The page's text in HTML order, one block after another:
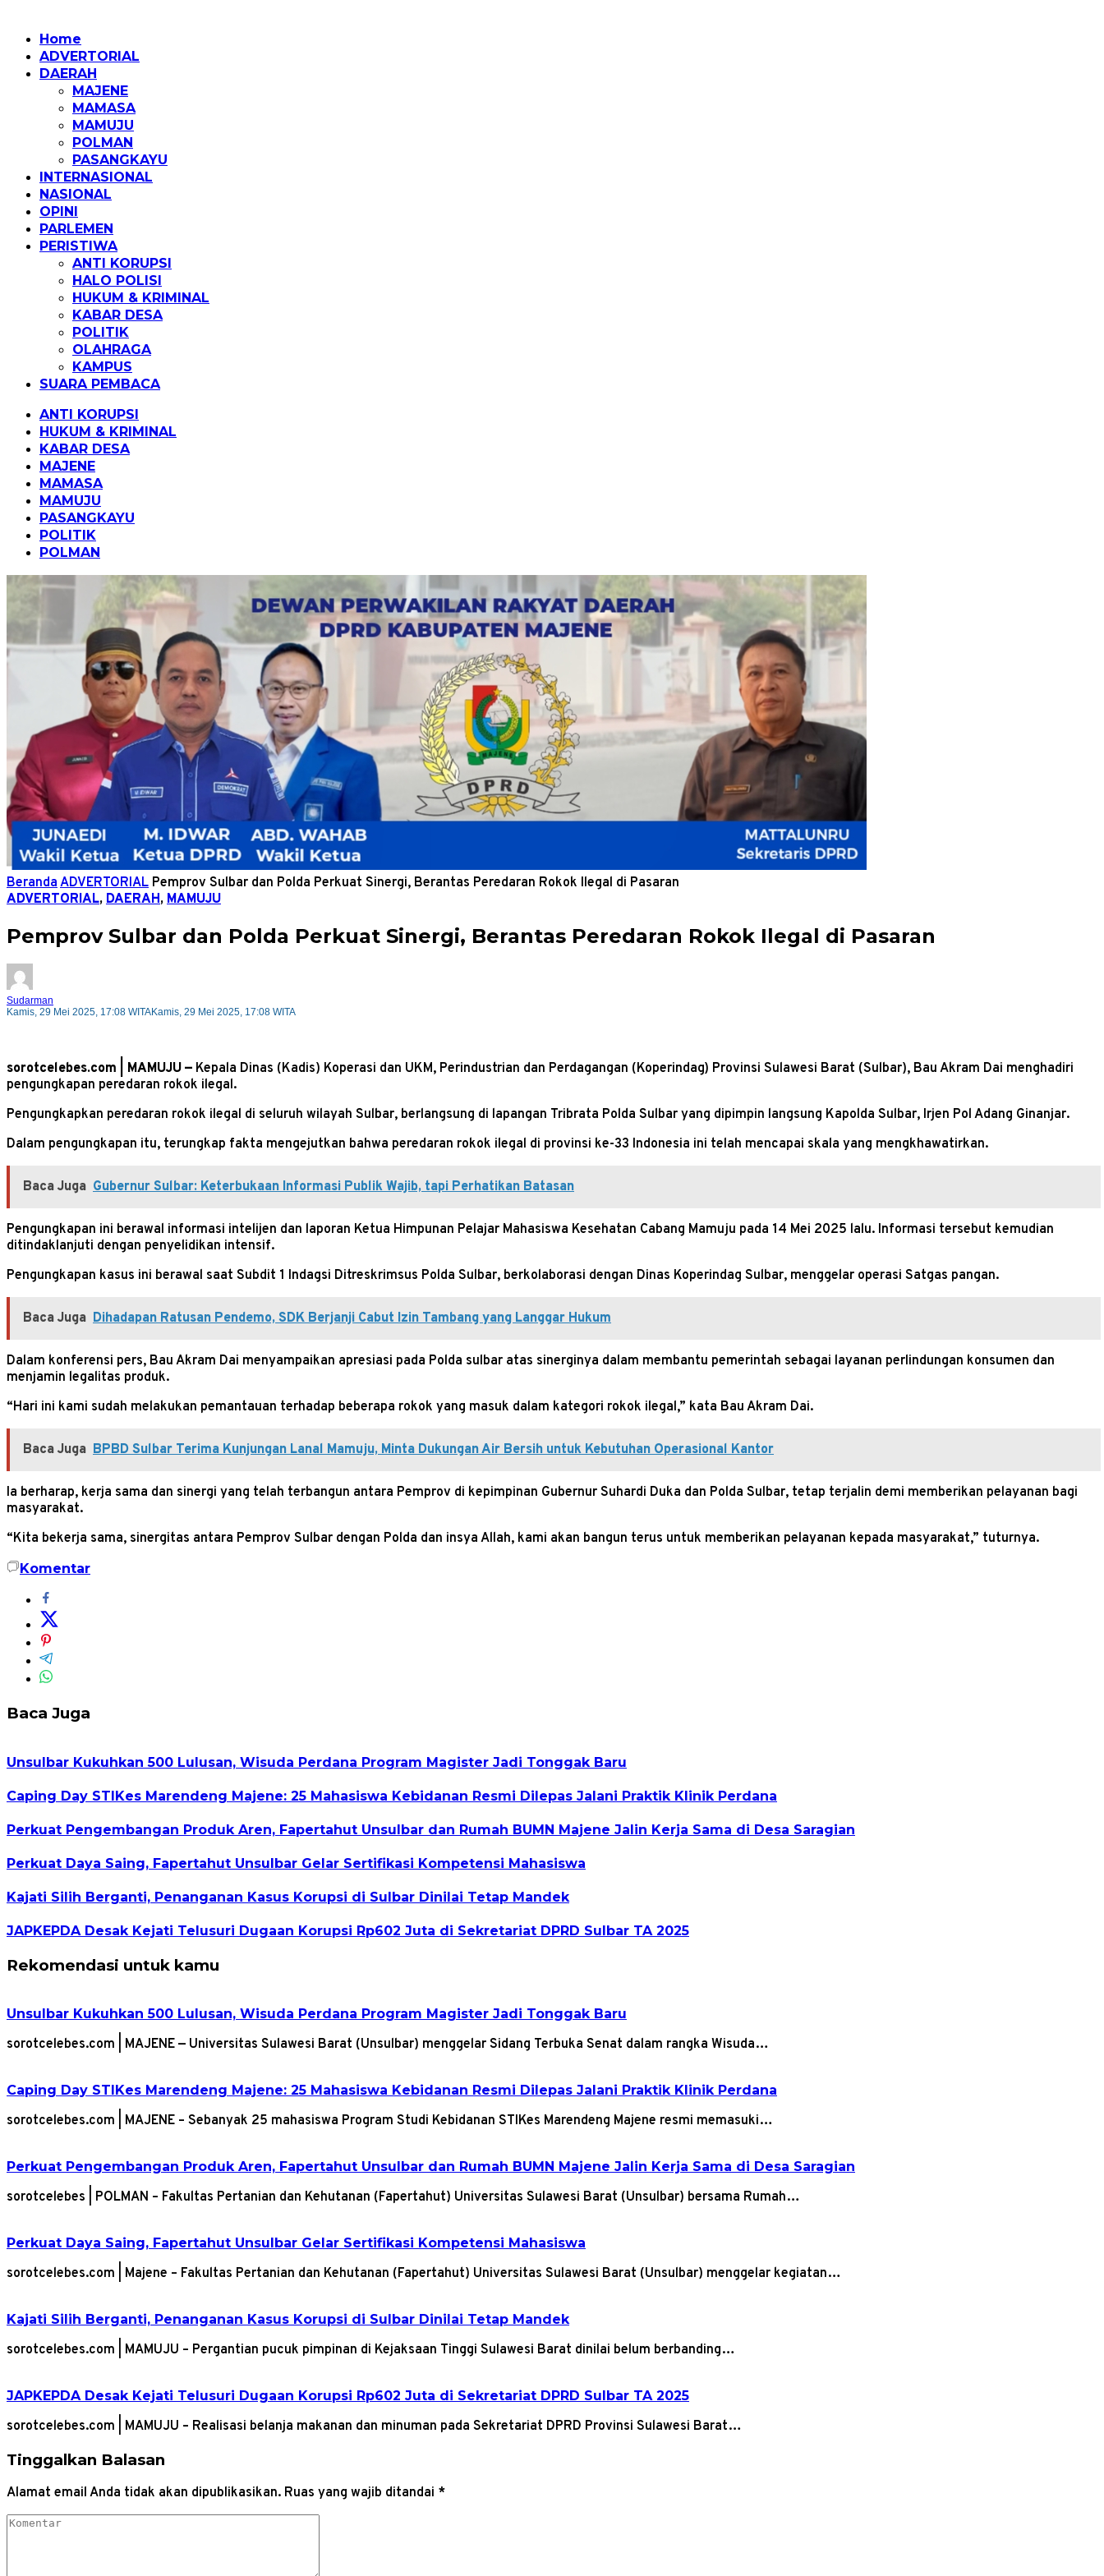
Home
ADVERTORIAL
DAERAH
MAJENE
MAMASA
MAMUJU
POLMAN
PASANGKAYU
INTERNASIONAL
NASIONAL
OPINI
PARLEMEN
PERISTIWA
ANTI KORUPSI
HALO POLISI
HUKUM & KRIMINAL
KABAR DESA
POLITIK
OLAHRAGA
KAMPUS
SUARA PEMBACA
ANTI KORUPSI
HUKUM & KRIMINAL
KABAR DESA
MAJENE
MAMASA
MAMUJU
PASANGKAYU
POLITIK
POLMAN
Beranda ADVERTORIAL Pemprov Sulbar dan Polda Perkuat Sinergi, Berantas Peredaran Rokok Ilegal di Pasaran
ADVERTORIAL, DAERAH, MAMUJU
Pemprov Sulbar dan Polda Perkuat Sinergi, Berantas Peredaran Rokok Ilegal di Pasaran
Sudarman
Kamis, 29 Mei 2025, 17:08 WITAKamis, 29 Mei 2025, 17:08 WITA
sorotcelebes.com | MAMUJU — Kepala Dinas (Kadis) Koperasi dan UKM, Perindustrian dan Perdagangan (Koperindag) Provinsi Sulawesi Barat (Sulbar), Bau Akram Dai menghadiri
pengungkapan peredaran rokok ilegal.
Pengungkapkan peredaran rokok ilegal di seluruh wilayah Sulbar, berlangsung di lapangan Tribrata Polda Sulbar yang dipimpin langsung Kapolda Sulbar, Irjen Pol Adang Ginanjar.
Dalam pengungkapan itu, terungkap fakta mengejutkan bahwa peredaran rokok ilegal di provinsi ke-33 Indonesia ini telah mencapai skala yang mengkhawatirkan.
Baca Juga Gubernur Sulbar: Keterbukaan Informasi Publik Wajib, tapi Perhatikan Batasan
Pengungkapan ini berawal informasi intelijen dan laporan Ketua Himpunan Pelajar Mahasiswa Kesehatan Cabang Mamuju pada 14 Mei 2025 lalu. Informasi tersebut kemudian
ditindaklanjuti dengan penyelidikan intensif.
Pengungkapan kasus ini berawal saat Subdit 1 Indagsi Ditreskrimsus Polda Sulbar, berkolaborasi dengan Dinas Koperindag Sulbar, menggelar operasi Satgas pangan.
Baca Juga Dihadapan Ratusan Pendemo, SDK Berjanji Cabut Izin Tambang yang Langgar Hukum
Dalam konferensi pers, Bau Akram Dai menyampaikan apresiasi pada Polda sulbar atas sinerginya dalam membantu pemerintah sebagai layanan perlindungan konsumen dan
menjamin legalitas produk.
“Hari ini kami sudah melakukan pemantauan terhadap beberapa rokok yang masuk dalam kategori rokok ilegal,” kata Bau Akram Dai.
Baca Juga BPBD Sulbar Terima Kunjungan Lanal Mamuju, Minta Dukungan Air Bersih untuk Kebutuhan Operasional Kantor
Ia berharap, kerja sama dan sinergi yang telah terbangun antara Pemprov di kepimpinan Gubernur Suhardi Duka dan Polda Sulbar, tetap terjalin demi memberikan pelayanan bagi
masyarakat.
“Kita bekerja sama, sinergitas antara Pemprov Sulbar dengan Polda dan insya Allah, kami akan bangun terus untuk memberikan pelayanan kepada masyarakat,” tuturnya.
Komentar
Baca Juga
Unsulbar Kukuhkan 500 Lulusan, Wisuda Perdana Program Magister Jadi Tonggak Baru
Caping Day STIKes Marendeng Majene: 25 Mahasiswa Kebidanan Resmi Dilepas Jalani Praktik Klinik Perdana
Perkuat Pengembangan Produk Aren, Fapertahut Unsulbar dan Rumah BUMN Majene Jalin Kerja Sama di Desa Saragian
Perkuat Daya Saing, Fapertahut Unsulbar Gelar Sertifikasi Kompetensi Mahasiswa
Kajati Silih Berganti, Penanganan Kasus Korupsi di Sulbar Dinilai Tetap Mandek
JAPKEPDA Desak Kejati Telusuri Dugaan Korupsi Rp602 Juta di Sekretariat DPRD Sulbar TA 2025
Rekomendasi untuk kamu
Unsulbar Kukuhkan 500 Lulusan, Wisuda Perdana Program Magister Jadi Tonggak Baru
sorotcelebes.com | MAJENE — Universitas Sulawesi Barat (Unsulbar) menggelar Sidang Terbuka Senat dalam rangka Wisuda…
Caping Day STIKes Marendeng Majene: 25 Mahasiswa Kebidanan Resmi Dilepas Jalani Praktik Klinik Perdana
sorotcelebes.com | MAJENE – Sebanyak 25 mahasiswa Program Studi Kebidanan STIKes Marendeng Majene resmi memasuki…
Perkuat Pengembangan Produk Aren, Fapertahut Unsulbar dan Rumah BUMN Majene Jalin Kerja Sama di Desa Saragian
sorotcelebes | POLMAN – Fakultas Pertanian dan Kehutanan (Fapertahut) Universitas Sulawesi Barat (Unsulbar) bersama Rumah…
Perkuat Daya Saing, Fapertahut Unsulbar Gelar Sertifikasi Kompetensi Mahasiswa
sorotcelebes.com | Majene – Fakultas Pertanian dan Kehutanan (Fapertahut) Universitas Sulawesi Barat (Unsulbar) menggelar kegiatan…
Kajati Silih Berganti, Penanganan Kasus Korupsi di Sulbar Dinilai Tetap Mandek
sorotcelebes.com | MAMUJU – Pergantian pucuk pimpinan di Kejaksaan Tinggi Sulawesi Barat dinilai belum berbanding…
JAPKEPDA Desak Kejati Telusuri Dugaan Korupsi Rp602 Juta di Sekretariat DPRD Sulbar TA 2025
sorotcelebes.com | MAMUJU – Realisasi belanja makanan dan minuman pada Sekretariat DPRD Provinsi Sulawesi Barat…
Tinggalkan Balasan
Alamat email Anda tidak akan dipublikasikan. Ruas yang wajib ditandai *